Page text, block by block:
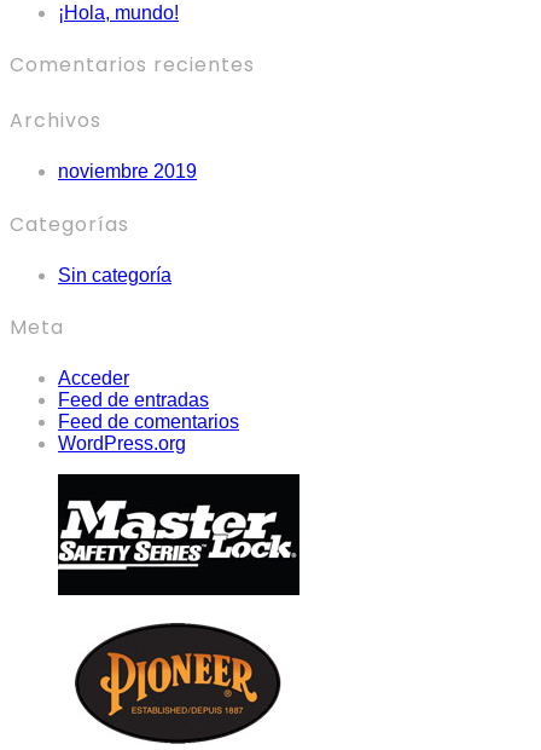
¡Hola, mundo!
Comentarios recientes
Archivos
noviembre 2019
Categorías
Sin categoría
Meta
Acceder
Feed de entradas
Feed de comentarios
WordPress.org